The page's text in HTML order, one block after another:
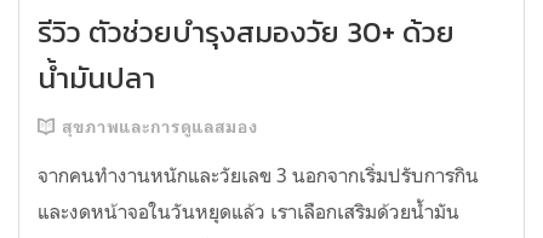
รีวิว ตัวช่วยบำรุงสมองวัย 30+ ด้วย
น้ำมันปลา
สุขภาพและการดูแลสมอง
จากคนทำงานหนักและวัยเลข 3 นอกจากเริ่มปรับการกิน
และงดหน้าจอในวันหยุดแล้ว เราเลือกเสริมด้วยน้ำมัน